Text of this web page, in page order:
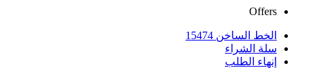
Offers
الخط الساخن 15474
سلة الشراء
إنهاء الطلب